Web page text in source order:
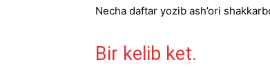
Necha daftar yozib ash’ori
Bir kelib ket.